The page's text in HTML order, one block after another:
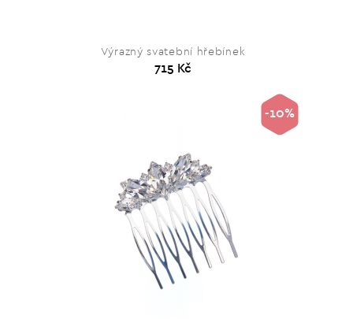
Výrazný svatební hřebínek
715 Kč
-10%